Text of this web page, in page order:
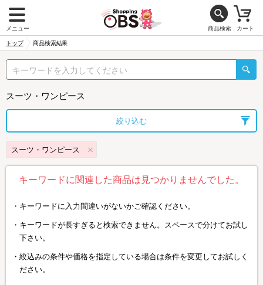
メニュー 商品検索 カート
トップ 商品検索結果
スーツ・ワンピース
絞り込む
スーツ・ワンピース
キーワードに関連した商品は見つかりませんでした。
キーワードに入力間違いがないかご確認ください。
キーワードが長すぎると検索できません。スペースで分けてお試し
下さい。
絞込みの条件や価格を指定している場合は条件を変更してお試しく
ださい。